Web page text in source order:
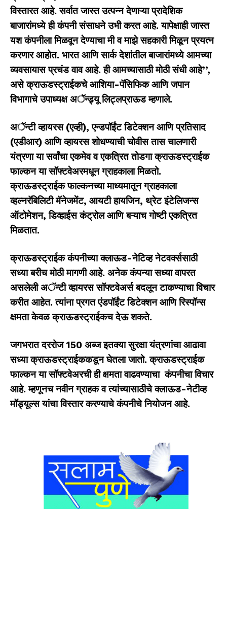
विस्तारत आहे. सर्वात जास्त उत्पन्न देणाऱ्या प्रादेशिक
बाजारांमध्ये ही कंपनी संसाधने उभी करत आहे. यापेक्षाही जास्त
यश कंपनीला मिळवून देण्याचा मी व माझे सहकारी मिळून प्रयत्न
करणार आहोत. भारत आणि सार्क देशांतील बाजारांमध्ये आमच्या
व्यवसायास प्रचंड वाव आहे. ही आमच्यासाठी मोठी संधी आहे’’,
असे क्राऊडस्ट्राईकचे आशिया-पॅसिफिक आणि जपान
विभागाचे उपाध्यक्ष अॅन्ड्र्यू लिट्लप्राऊड म्हणाले.
अॅन्टी व्हायरस (एव्ही),एन्डपॉईंट डिटेक्शन आणि प्रतिसाद
(एडीआर) आणि व्हायरस शोधण्याची चोवीस तास चालणारी
यंत्रणा या सर्वांचा एकमेव व एकत्रित तोडगा क्राऊडस्ट्राईक
फाल्कन या सॉफ्टवेअरमधून ग्राहकाला मिळतो.
क्राऊडस्ट्राईक फाल्कनच्या माध्यमातून ग्राहकाला
व्हल्नरॅबिलिटी मॅनेजमेंट, आयटी हायजिन, थ्रेट इंटेलिजन्स
ऑटोमेशन,डिव्हाईस कंट्रोल आणि बऱ्याच गोष्टी एकत्रित
मिळतात.
क्राऊडस्ट्राईक कंपनीच्या क्लाऊड-नेटिव्ह नेटवर्क्ससाठी
सध्या बरीच मोठी मागणी आहे. अनेक कंपन्या सध्या वापरत
असलेली अॅन्टी व्हायरस सॉफ्टवेअर्स बदलून टाकण्याचा विचार
करीत आहेत. त्यांना प्रगत एंडपॉईंट डिटेक्शन आणि रिस्पॉन्स
क्षमता केवळ क्राऊडस्ट्राईकच देऊ शकते.
जगभरात दररोज150 अब्ज इतक्या सुरक्षा यंत्रणांचा आढावा
सध्या क्राऊडस्ट्राईककडून घेतला जातो. क्राऊडस्ट्राईक
फाल्कन या सॉफ्टवेअरची ही क्षमता वाढवण्याचा कंपनीचा विचार
आहे. म्हणूनच नवीन ग्राहक व त्यांच्यासाठीचे क्लाऊड-नेटीव्ह
मॉड्यूल्स यांचा विस्तार करण्याचे कंपनीचे नियोजन आहे.